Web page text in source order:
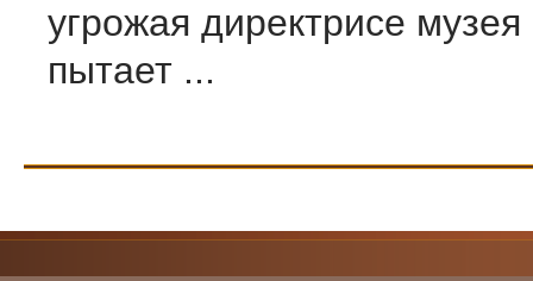
угрожая директрисе
пытает ...